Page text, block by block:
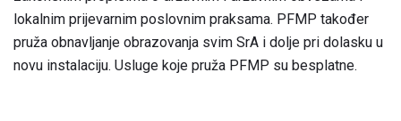
lokalnim prijevarnim poslovnim praksama. PFMP također
pruža obnavljanje obrazovanja svim SrA i dolje pri dolasku u
novu instalaciju. Usluge koje pruža PFMP su besplatne.